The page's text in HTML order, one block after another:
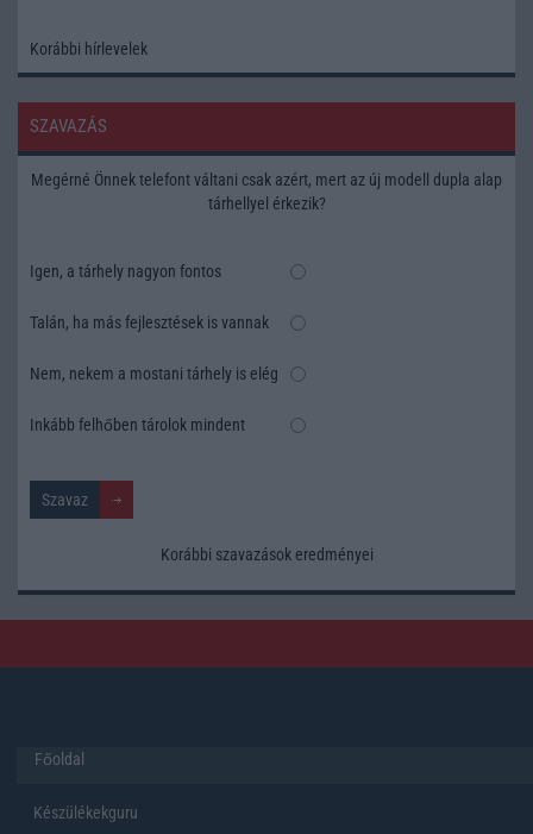
Korábbi hírlevelek
SZAVAZÁS
Megérné Önnek telefont váltani csak azért, mert az új modell dupla alap
tárhellyel érkezik?
Igen, a tárhely nagyon fontos
Talán, ha más fejlesztések is vannak
Nem, nekem a mostani tárhely is elég
Inkább felhőben tárolok mindent
Korábbi szavazások eredményei
Főoldal
Készülékekguru